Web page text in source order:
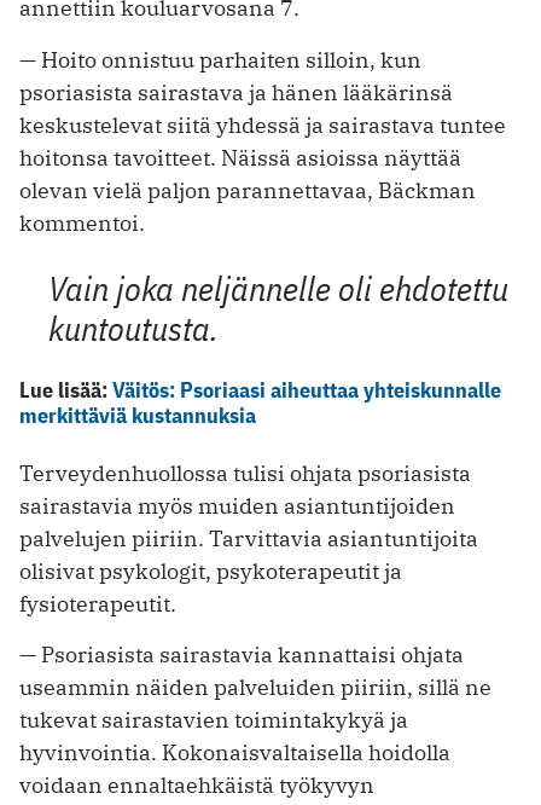
annettiin kouluarvosana 7.
— Hoito onnistuu parhaiten silloin, kun
psoriasista sairastava ja hänen lääkärinsä
keskustelevat siitä yhdessä ja sairastava tuntee
hoitonsa tavoitteet. Näissä asioissa näyttää
olevan vielä paljon parannettavaa, Bäckman
kommentoi.
Vain joka neljännelle oli ehdotettu
kuntoutusta.
Lue lisää:Väitös: Psoriaasi aiheuttaa yhteiskunnalle
merkittäviä kustannuksia
Terveydenhuollossa tulisi ohjata psoriasista
sairastavia myös muiden asiantuntijoiden
palvelujen piiriin. Tarvittavia asiantuntijoita
olisivat psykologit, psykoterapeutit ja
fysioterapeutit.
— Psoriasista sairastavia kannattaisi ohjata
useammin näiden palveluiden piiriin, sillä ne
tukevat sairastavien toimintakykyä ja
hyvinvointia. Kokonaisvaltaisella hoidolla
voidaan ennaltaehkäistä työkyvyn